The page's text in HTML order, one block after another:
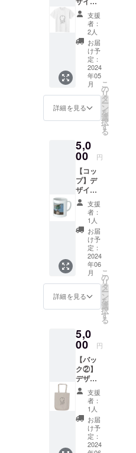
〜〜〜
〜〜〜
〜〜〜
〜〜〜
〜 ドイ
ツでポ
ピュ
ラーな
エコ
バッグ
エコ先
進国で
バッグ
の使用
が非常
に進ん
でお
り、
スー
パーや
お店で
エコ
バッグ
を使用
するの
はとて
も一般
的。ド
イツで
れなエ
コバッ
グと同
じかた
ちのエ
コバッ
グ
〜〜〜
〜〜〜
〜〜〜
〜〜〜
〜〜〜
〜〜〜
色々か
ら１つ
と、御
礼カー
ド。
【お願
い】ご
希望の
柄、サ
イズ・
色を、
備考に
ご記入
い。 色
は白・
黒・グ
レー・
オリー
ブ・イ
ンディ
コ サイ
ズは身
長約
120〜
180。写
真の中
（3、4
枚目）
に詳細
があり
ら、他
の柄が
希望で
したら
出来る
かぎり
対応し
ます。
絵は
ホーム
ページ
を参照
くださ
支援
者：
2人
お届
け予
定：
2024
年05
月
詳細を見る
こ
の
リ
タ
ー
ン
を
選
択
す
る
5,0
00 円
【コッ
プ】デ
ザイン
色々か
ら１つ
と御礼
カー
ド。
【お願
い】ご
希望の
柄を備
考にご
記入下
さい。
布弥の
ら、他
の柄が
希望で
したら
出来る
かぎり
対応し
ます。
絵は
ホーム
ページ
を参照
くださ
支援
者：
1人
お届
け予
定：
2024
年06
月
詳細を見る
こ
の
リ
タ
ー
ン
を
選
択
す
る
5,0
00 円
【バッ
ク②】
デザイ
ン色々
から１
つと、
御礼
カー
ド。
〜〜〜
支援
者：
1人
お届
け予
定：
2024